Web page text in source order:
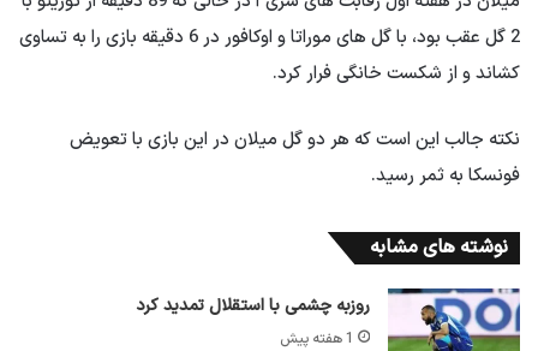
2 گل عقب بود، با گل های موراتا و اوکافور در 6 دقیقه بازی را به تساوی
کشاند و از شکست خانگی فرار کرد.
نکته جالب این است که هر دو گل میلان در این بازی با تعویض
فونسکا به ثمر رسید.
نوشته های مشابه
روزبه چشمی با استقلال تمدید کرد
1 هفته پیش